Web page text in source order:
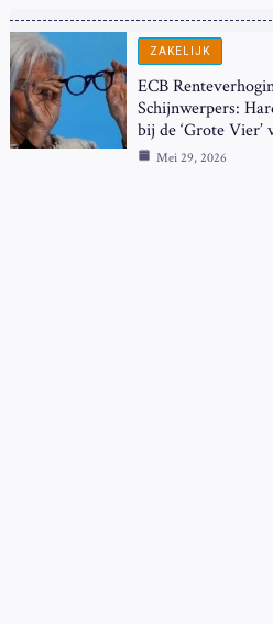
ZAKELIJK
ECB
Schijnwerpers:
bij de ‘Grote Vier’
Mei 29, 2026